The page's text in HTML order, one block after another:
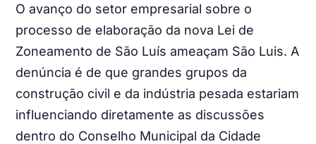
O avanço do setor empresarial sobre o
processo de elaboração da nova Lei de
Zoneamento de São Luís ameaçam São Luis. A
denúncia é de que grandes grupos da
construção civil e da indústria pesada estariam
influenciando diretamente as discussões
dentro do Conselho Municipal da Cidade